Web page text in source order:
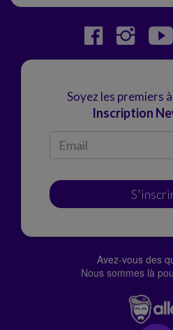
Soyez les premiers
Inscription
Avez-vous des
Nous sommes là